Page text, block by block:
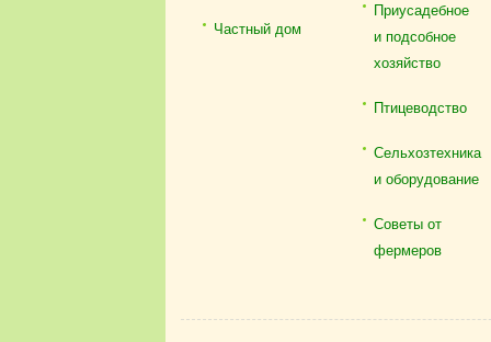
Частный дом
Приусадебное
и подсобное
хозяйство
Птицеводство
Сельхозтехника
и оборудование
Советы от
фермеров